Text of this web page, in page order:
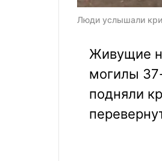
Люди услышали
Живущие
могилы
подняли